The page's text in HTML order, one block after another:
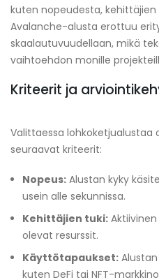
kuten nopeudesta,
Avalanche-alusta erottuu
skaalautuvuudellaan, mikä
vaihtoehdon monille
Kriteerit ja
Valittaessa
seuraavat kriteerit:
Nopeus: Alustan kyky
usein alle sekunnissa.
Kehittäjien tuki:
olevat resurssit.
Käyttötapaukset:
kuten DeFi tai NFT-